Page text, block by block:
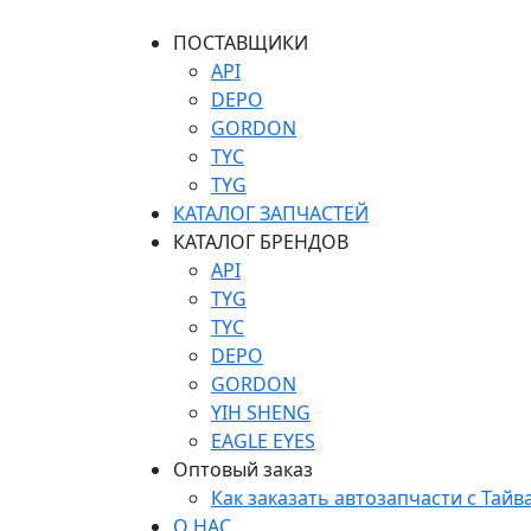
ПОСТАВЩИКИ
API
DEPO
GORDON
TYC
TYG
КАТАЛОГ ЗАПЧАСТЕЙ
КАТАЛОГ БРЕНДОВ
API
TYG
TYC
DEPO
GORDON
YIH SHENG
EAGLE EYES
Оптовый заказ
Как заказать автозапчасти с